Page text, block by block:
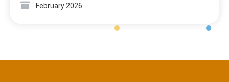
February 2026